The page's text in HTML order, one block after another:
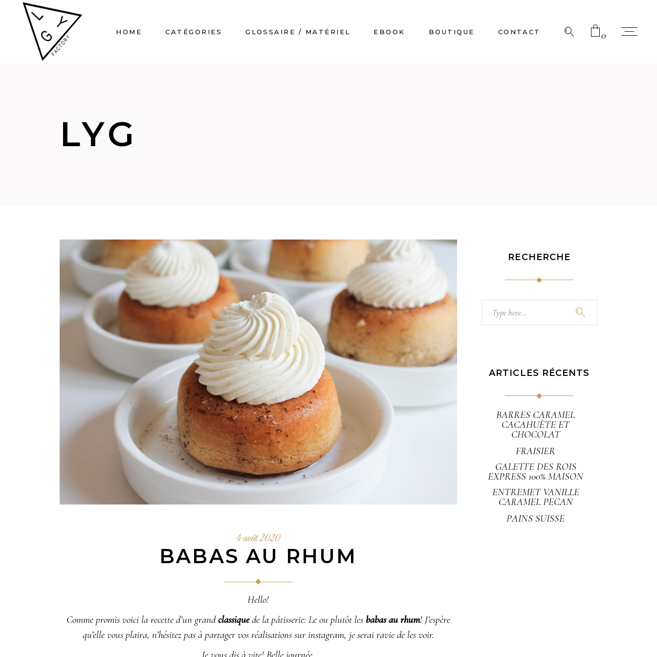
HOME CATÉGORIES GLOSSAIRE / MATÉRIEL EBOOK BOUTIQUE CONTACT 0
LYG
4 août 2020
BABAS AU RHUM
Hello!
Comme promis voici la recette d’un grandclassiquede la pâtisserie: Le ou plutôt les babas au rhum! J’espère
qu’elle vous plaira, n’hésitez pas à partager vos réalisations sur instagram, je serai ravie de les voir.
RECHERCHE
for:
ARTICLES RÉCENTS
BARRES CARAMEL
CACAHUÈTE ET
CHOCOLAT
FRAISIER
GALETTE DES ROIS
EXPRESS 100% MAISON
ENTREMET VANILLE
CARAMEL PECAN
PAINS SUISSE